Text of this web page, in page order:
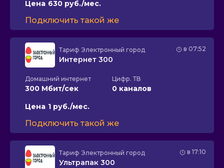
Цена 630 руб./мес.
Подключить такой же
в 07:52
Тариф Электронный город
Интернет 300
Домашний интернет
300 Мбит/сек
Цифр. ТВ
0 каналов
Цена 1 руб./мес.
Подключить такой же
в 17:10
Тариф Электронный город
Ультрапак 300